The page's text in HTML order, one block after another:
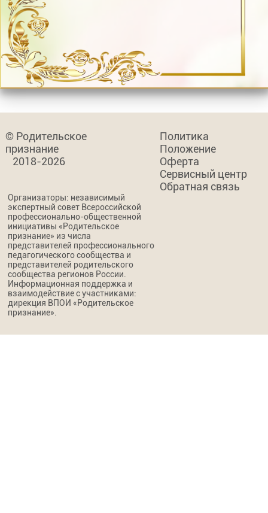
© Родительское
признание
2018-2026
Политика
Положение
Оферта
Сервисный центр
Обратная связь
Организаторы: независимый
экспертный совет Всероссийской
профессионально-общественной
инициативы «Родительское
признание» из числа
представителей профессионального
педагогического сообщества и
представителей родительского
сообщества регионов России.
Информационная поддержка и
взаимодействие с участниками:
дирекция ВПОИ «Родительское
признание».